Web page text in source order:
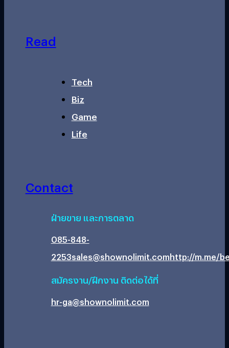
Read
Tech
Biz
Game
Life
Contact
ฝ่ายขาย และการตลาด
085-848-
2253sales@shownolimit.comhttp://m.me/
สมัครงาน/ฝึกงาน ติดต่อได้ที่
hr-ga@shownolimit.com